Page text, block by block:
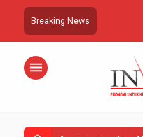
Breaking News
menu